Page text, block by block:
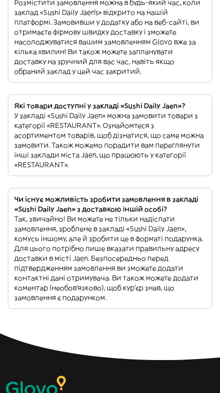
Розмістити замовлення можна в будь-який час, коли
заклад «Sushi Daily Jaen’s» відкрито на нашій
платформі. Замовивши у додатку або на веб-сайті, ви
отримаєте фірмову швидку доставку і зможете
насолоджуватися вашим замовленням Glovo вже за
кілька хвилин! Ви також можете запланувати
доставку на зручний для вас час, навіть якщо
обраний заклад у цей час закритий.
Які товари доступні у закладі «Sushi Daily Jaen»?
У закладі «Sushi Daily Jaen» можна замовити товари з
категорії «RESTAURANT». Ознайомтеся з
асортиментом товарів, щоб дізнатися, що саме можна
замовити. Також можемо порадити вам переглянути
інші заклади міста Jaen, що працюють у категорії
«RESTAURANT».
Чи існує можливість зробити замовлення в закладі
«Sushi Daily Jaen» з доставкою іншій особі?
Так, звичайно! Ви можете не тільки надіслати
замовлення, зроблене в закладі «Sushi Daily Jaen»,
комусь іншому, але й зробити це в форматі подарунка.
Для цього потрібно лише вказати правильну адресу
доставки в місті Jaen. Безпосередньо перед
підтвердженням замовлення ви зможете додати
контактні дані отримувача. Ви також можете додати
коментар (необов'язково), щоб кур'єр знав, що
замовлення є подарунком.